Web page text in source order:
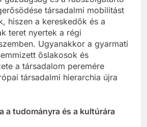
társadalmi mobilitást
hiszen a kereskedők és a
teret nyertek a régi
Ugyanakkor a gyarmati
őslakosok és
a társadalom peremére
társadalmi hierarchia újra
a tudományra és a kultúrára